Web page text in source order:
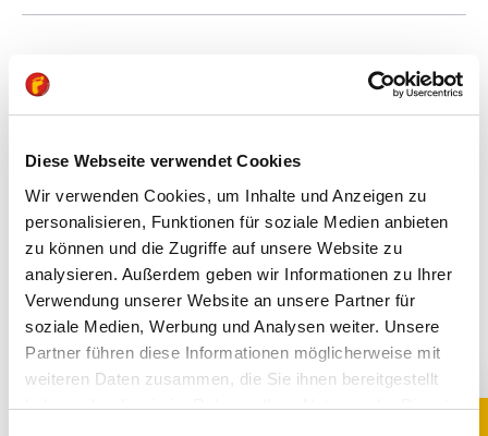
Diese Webseite verwendet Cookies
Wir verwenden Cookies, um Inhalte und Anzeigen zu
personalisieren, Funktionen für soziale Medien anbieten
zu können und die Zugriffe auf unsere Website zu
analysieren. Außerdem geben wir Informationen zu Ihrer
Verwendung unserer Website an unsere Partner für
soziale Medien, Werbung und Analysen weiter. Unsere
Partner führen diese Informationen möglicherweise mit
weiteren Daten zusammen, die Sie ihnen bereitgestellt
haben oder die sie im Rahmen Ihrer Nutzung der Dienste
auf die Bedürfnisse
von Kindern
ausgerichtet. Sie
bieten optimalen Halt,
fördern die natürliche
Fußentwicklung und
sind aus
schadstoffgeprüften
Materialien gefertigt.